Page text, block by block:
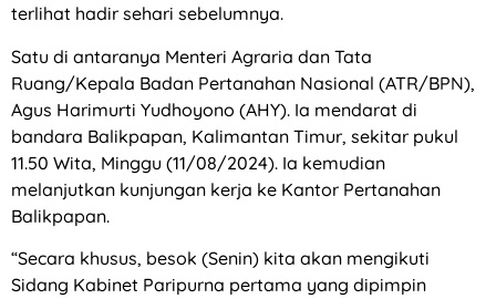
terlihat hadir sehari sebelumnya.
Satu di antaranya Menteri Agraria dan Tata
Ruang/Kepala Badan Pertanahan Nasional (ATR/BPN),
Agus Harimurti Yudhoyono (AHY). Ia mendarat di
bandara Balikpapan, Kalimantan Timur, sekitar pukul
11.50 Wita, Minggu (11/08/2024). Ia kemudian
melanjutkan kunjungan kerja ke Kantor Pertanahan
Balikpapan.
“Secara khusus, besok (Senin) kita akan mengikuti
Sidang Kabinet Paripurna pertama yang dipimpin